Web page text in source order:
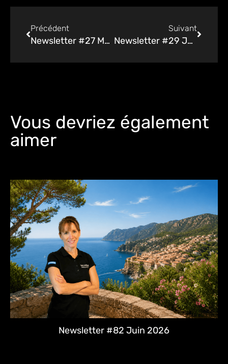
Précédent
Newsletter #27 Mai 2022
Suivant
Newsletter #29 Juillet 2022
Vous devriez également
aimer
Newsletter #82 Juin 2026